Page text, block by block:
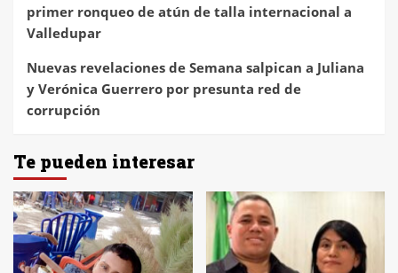
primer ronqueo de atún de talla internacional a
Valledupar
Nuevas revelaciones de Semana salpican a Juliana
y Verónica Guerrero por presunta red de
corrupción
Te pueden interesar